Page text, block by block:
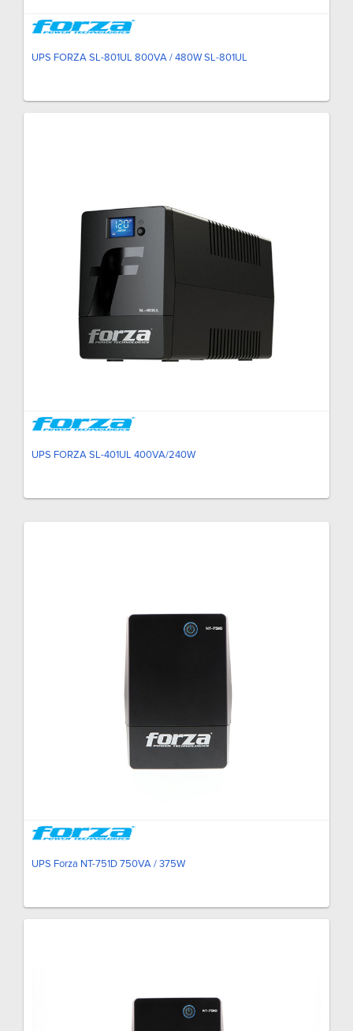
UPS FORZA SL-801UL 800VA / 480W SL-801UL
UPS FORZA SL-401UL 400VA/240W
UPS Forza NT-751D 750VA / 375W